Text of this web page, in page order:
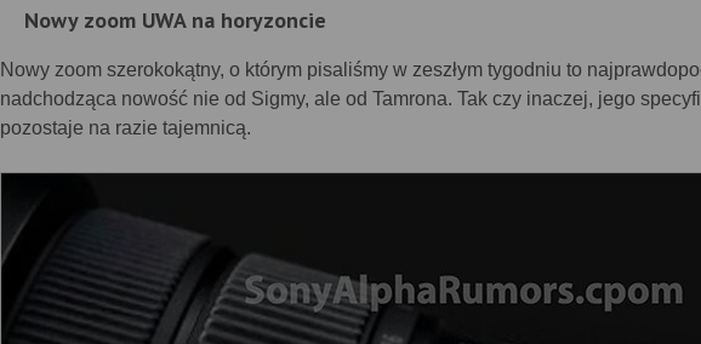
Nowy zoom UWA na horyzoncie
Nowy zoom szerokokątny, o którym pisaliśmy w zeszłym tygodniu to
nadchodząca nowość nie od Sigmy, ale od Tamrona. Tak czy inaczej, jego
pozostaje na razie tajemnicą.